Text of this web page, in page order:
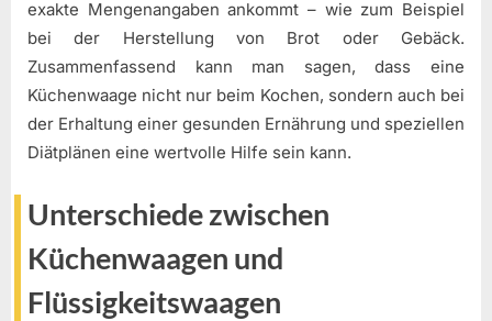
exakte Mengenangaben ankommt – wie zum Beispiel
bei der Herstellung von Brot oder Gebäck.
Zusammenfassend kann man sagen, dass eine
Küchenwaage nicht nur beim Kochen, sondern auch bei
der Erhaltung einer gesunden Ernährung und speziellen
Diätplänen eine wertvolle Hilfe sein kann.
Unterschiede zwischen
Küchenwaagen und
Flüssigkeitswaagen